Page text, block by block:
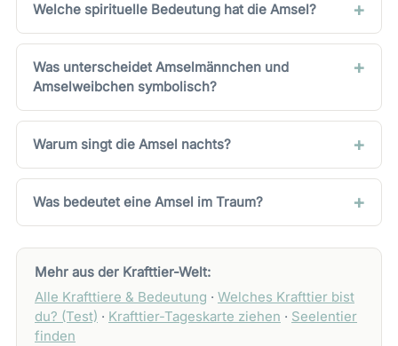
Welche spirituelle Bedeutung hat die Amsel?
Was unterscheidet Amselmännchen und
Amselweibchen symbolisch?
Warum singt die Amsel nachts?
Was bedeutet eine Amsel im Traum?
Mehr aus der Krafttier-Welt:
Alle Krafttiere & Bedeutung · Welches Krafttier bist
du? (Test) · Krafttier-Tageskarte ziehen · Seelentier
finden